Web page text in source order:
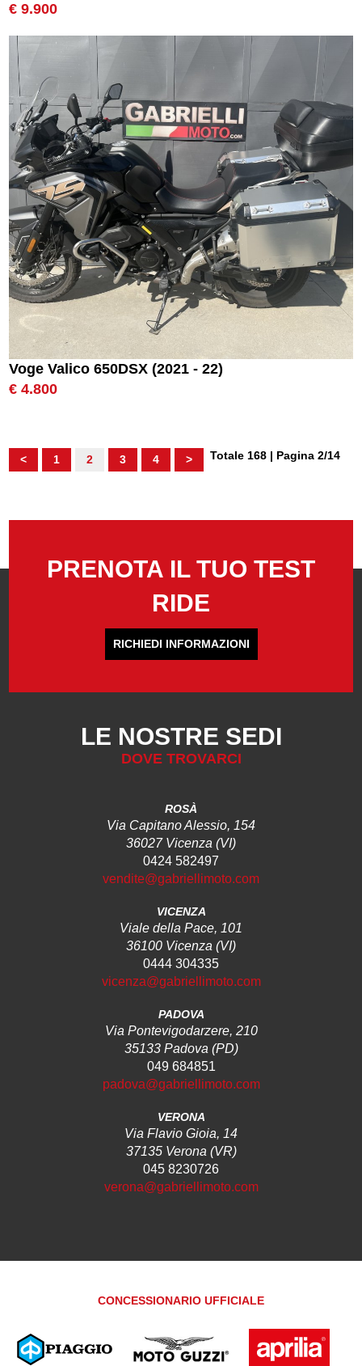
€ 9.900
Voge Valico 650DSX (2021 - 22)
€ 4.800
Totale 168 | Pagina 2/14
< 1 2 3 4 >
PRENOTA IL TUO TEST
RIDE
RICHIEDI INFORMAZIONI
LE NOSTRE SEDI
DOVE TROVARCI
ROSÀ
Via Capitano Alessio, 154
36027 Vicenza (VI)
0424 582497
vendite@gabriellimoto.com
VICENZA
Viale della Pace, 101
36100 Vicenza (VI)
0444 304335
vicenza@gabriellimoto.com
PADOVA
Via Pontevigodarzere, 210
35133 Padova (PD)
049 684851
padova@gabriellimoto.com
VERONA
Via Flavio Gioia, 14
37135 Verona (VR)
045 8230726
verona@gabriellimoto.com
CONCESSIONARIO UFFICIALE